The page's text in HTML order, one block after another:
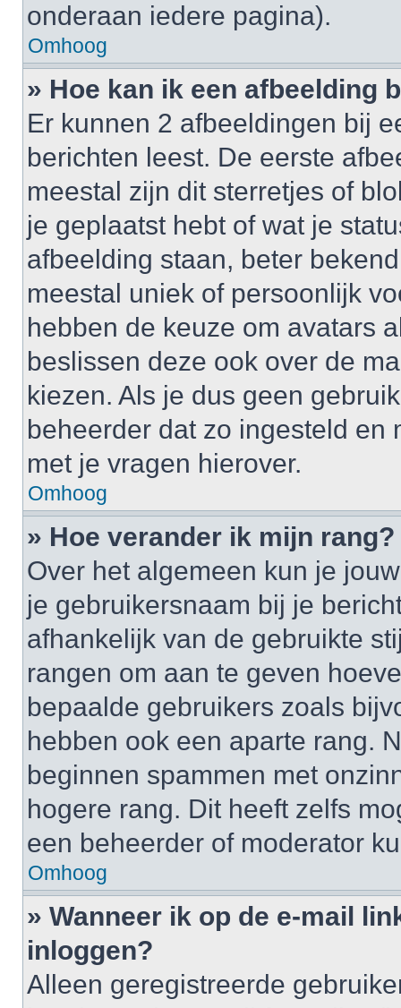
onderaan iedere pagina).
Omhoog
» Hoe kan ik een afbeelding
Er kunnen 2 afbeeldingen bij
berichten leest. De eerste
meestal zijn dit sterretjes of
je geplaatst hebt of wat je
afbeelding staan, beter
meestal uniek of persoonlijk
hebben de keuze om avatars
beslissen deze ook over de
kiezen. Als je dus geen
beheerder dat zo ingesteld en
met je vragen hierover.
Omhoog
» Hoe verander ik mijn rang?
Over het algemeen kun je
je gebruikersnaam bij je
afhankelijk van de gebruikte
rangen om aan te geven
bepaalde gebruikers zoals
hebben ook een aparte rang.
beginnen spammen met
hogere rang. Dit heeft zelfs
een beheerder of moderator
Omhoog
» Wanneer ik op de e-mail
inloggen?
Alleen geregistreerde